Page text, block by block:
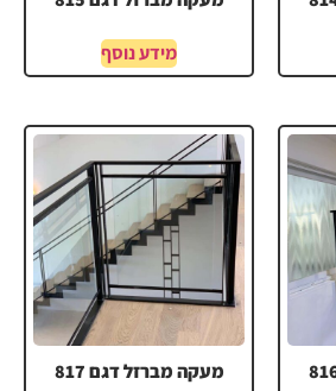
מידע נוסף
מעקה מברזל דגם 817